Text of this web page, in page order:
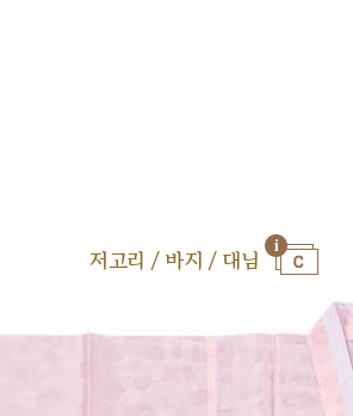
저고리 / 바지 / 대님